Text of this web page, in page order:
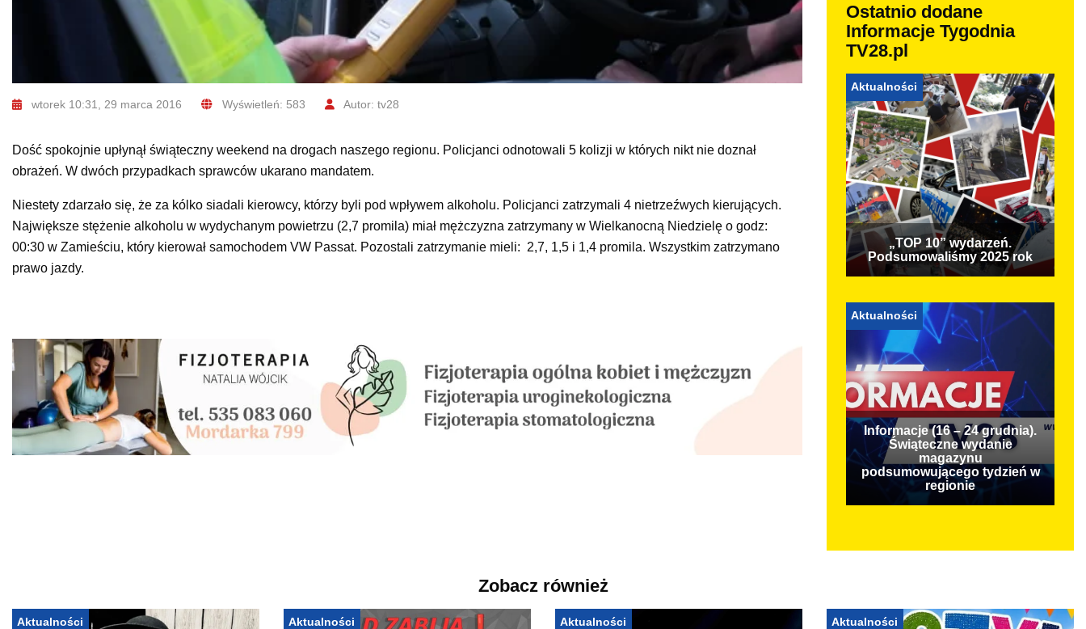
wtorek 10:31, 29 marca 2016 Wyświetleń: 583 Autor: tv28
Dość spokojnie upłynął świąteczny weekend na drogach naszego regionu. Policjanci odnotowali 5 kolizji w których nikt nie doznał
obrażeń. W dwóch przypadkach sprawców ukarano mandatem.
Niestety zdarzało się, że za kólko siadali kierowcy, którzy byli pod wpływem alkoholu. Policjanci zatrzymali 4 nietrzeźwych kierujących.
Największe stężenie alkoholu w wydychanym powietrzu (2,7 promila) miał mężczyzna zatrzymany w Wielkanocną Niedzielę o godz:
00:30 w Zamieściu, który kierował samochodem VW Passat. Pozostali zatrzymanie mieli: 2,7, 1,5 i 1,4 promila. Wszystkim zatrzymano
prawo jazdy.
Ostatnio dodane
Informacje Tygodnia
TV28.pl
Aktualności
„TOP 10” wydarzeń.
Podsumowaliśmy 2025 rok
Aktualności
Informacje (16 – 24 grudnia).
Świąteczne wydanie
magazynu
podsumowującego tydzień w
regionie
Zobacz również
Aktualności Aktualności Aktualności Aktualności